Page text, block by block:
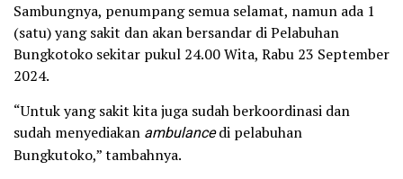
Sambungnya, penumpang semua selamat, namun ada 1
(satu) yang sakit dan akan bersandar di Pelabuhan
Bungkotoko sekitar pukul 24.00 Wita, Rabu 23 September
2024.
“Untuk yang sakit kita juga sudah berkoordinasi dan
sudah menyediakan ambulancedi pelabuhan
Bungkutoko,” tambahnya.